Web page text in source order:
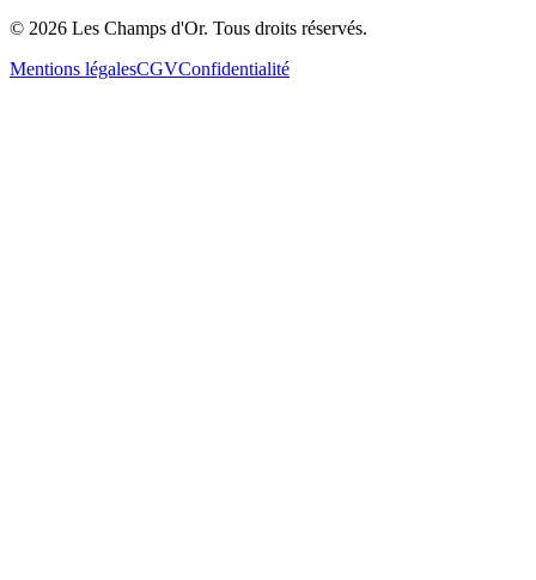
© 2026 Les Champs d'Or. Tous droits réservés.
Mentions légalesCGVConfidentialité